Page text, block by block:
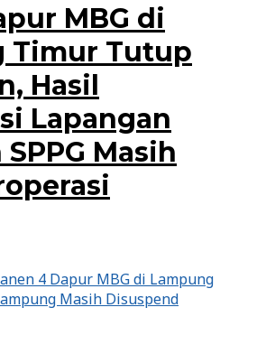
MBG di
Timur Tutup
Hasil
Lapangan
Masih